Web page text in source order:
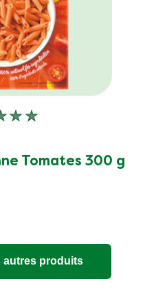
Tomates 300 g
Aucune
pour
ce
autres produits